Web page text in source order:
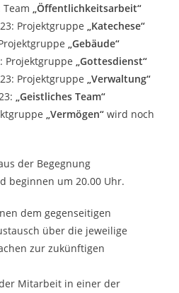
Team „Öffentlichkeitsarbeit“
Projektgruppe
„Katechese“
„Gebäude“
Projektgruppe „Gottesdienst“
Projektgruppe „Verwaltung“
„Geistliches Team“
„Vermögen“ wird noch
der Begegnung
beginnen um 20.00 Uhr.
dem gegenseitigen
über die jeweilige
zur zukünftigen
Mitarbeit in einer der